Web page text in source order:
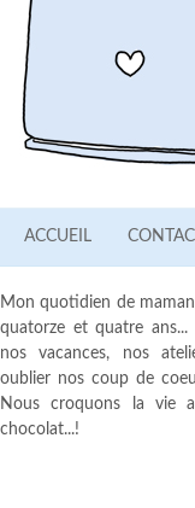
ACCUEIL
Mon quotidien de
quatorze et quatre
nos vacances, nos
oublier nos coup de
Nous croquons la vie
chocolat...!